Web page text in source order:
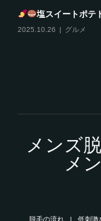
塩スイートポテ
2025.10.26 グルメ
メンズ
メ
脱毛の流れ 低刺激